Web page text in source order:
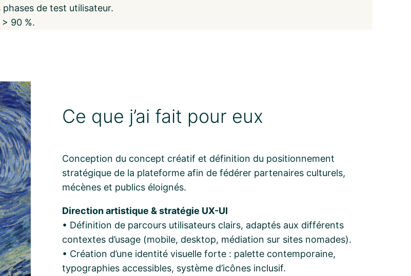
de test utilisateur.
90 %.
Ce que j’ai fait pour eux
Conception du concept créatif et définition du positionnement
stratégique de la plateforme afin de fédérer partenaires culturels,
mécènes et publics éloignés.
Direction artistique & stratégie UX-UI
• Définition de parcours utilisateurs clairs, adaptés aux différents
contextes d’usage (mobile, desktop, médiation sur sites nomades).
• Création d’une identité visuelle forte : palette contemporaine,
typographies accessibles, système d’icônes inclusif.